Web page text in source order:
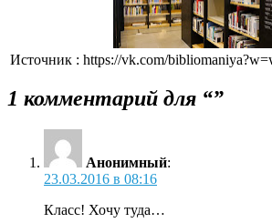
Источник : https://vk.com/
1 комментарий для “”
Анонимный:
23.03.2016 в 08:16
Класс! Хочу туда…